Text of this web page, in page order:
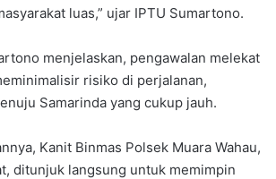
luas,” ujar IPTU Sumartono.
menjelaskan, pengawalan melekat
risiko di perjalanan,
Samarinda yang cukup jauh.
Kanit Binmas Polsek Muara Wahau,
ditunjuk langsung untuk memimpin